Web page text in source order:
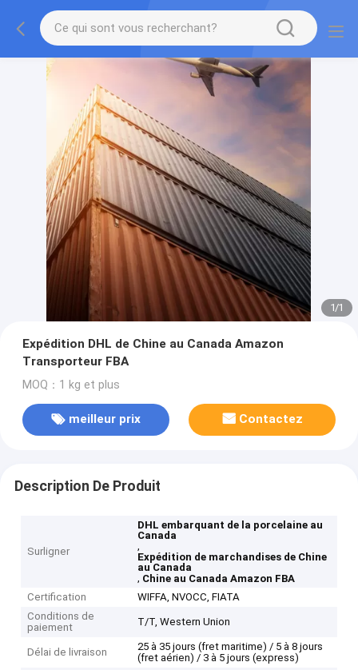
1/1
Expédition DHL de Chine au Canada Amazon
Transporteur FBA
MOQ：1 kg et plus
meilleur prix Contactez
Description De Produit
Surligner
DHL embarquant de la porcelaine au
Canada
,
Expédition de marchandises de Chine
au Canada
, Chine au Canada Amazon FBA
Certification
WIFFA, NVOCC, FIATA
Conditions de
paiement
T/T, Western Union
Délai de livraison
25 à 35 jours (fret maritime) / 5 à 8 jours
(fret aérien) / 3 à 5 jours (express)